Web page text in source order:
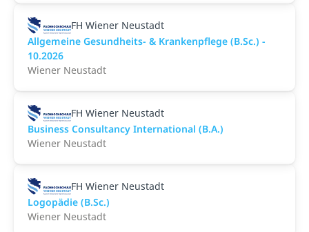
FH Wiener Neustadt
Allgemeine Gesundheits- & Krankenpflege (B.Sc.) -
10.2026
Wiener Neustadt
FH Wiener Neustadt
Business Consultancy International (B.A.)
Wiener Neustadt
FH Wiener Neustadt
Logopädie (B.Sc.)
Wiener Neustadt